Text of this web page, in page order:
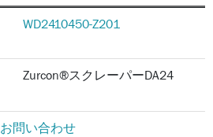
WD2410450-Z201
Zurcon®スクレーパーDA24
お問い合わせ